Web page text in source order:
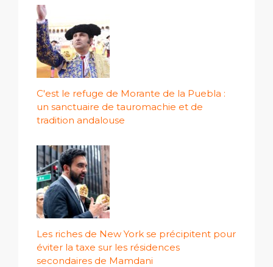
C'est le refuge de Morante de la Puebla :
un sanctuaire de tauromachie et de
tradition andalouse
Les riches de New York se précipitent pour
éviter la taxe sur les résidences
secondaires de Mamdani